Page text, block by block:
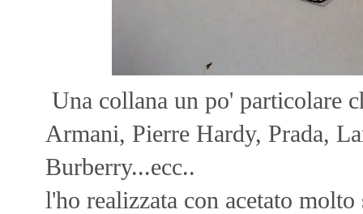
Una collana un po' particolare
Armani, Pierre Hardy, Prada,
Burberry...ecc..
l'ho realizzata con acetato molto